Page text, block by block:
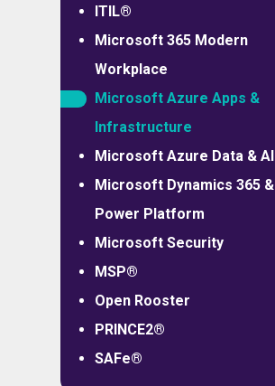
ITIL®
Microsoft 365 Modern
Workplace
Microsoft Azure Apps &
Infrastructure
Microsoft Azure Data & AI
Microsoft Dynamics 365 &
Power Platform
Microsoft Security
MSP®
Open Rooster
PRINCE2®
SAFe®